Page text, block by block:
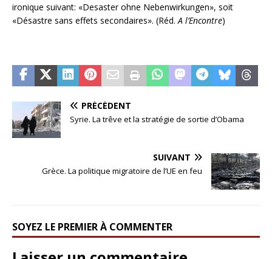
ironique suivant: «Desaster ohne Nebenwirkungen», soit
«Désastre sans effets secondaires». (Réd. A l’Encontre)
PRÉCÉDENT
Syrie. La trêve et la stratégie de sortie d’Obama
SUIVANT
Grèce. La politique migratoire de l’UE en feu
SOYEZ LE PREMIER À COMMENTER